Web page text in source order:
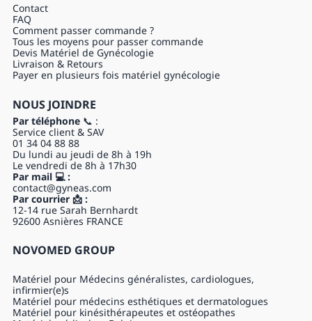
Contact
FAQ
Comment passer commande ?
Tous les moyens pour passer commande
Devis Matériel de Gynécologie
Livraison & Retours
Payer en plusieurs fois matériel gynécologie
NOUS JOINDRE
Par téléphone📞 :
Service client & SAV
01 34 04 88 88
Du lundi au jeudi de 8h à 19h
Le vendredi de 8h à 17h30
Par mail 💻 :
contact@gyneas.com
Par courrier 📩 :
12-14 rue Sarah Bernhardt
92600 Asnières FRANCE
NOVOMED GROUP
Matériel pour Médecins généralistes, cardiologues,
infirmier(e)s
Matériel pour médecins esthétiques et dermatologues
Matériel pour kinésithérapeutes et ostéopathes